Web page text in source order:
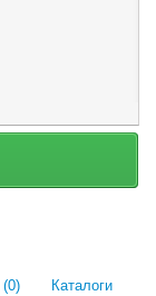
(0) Каталоги